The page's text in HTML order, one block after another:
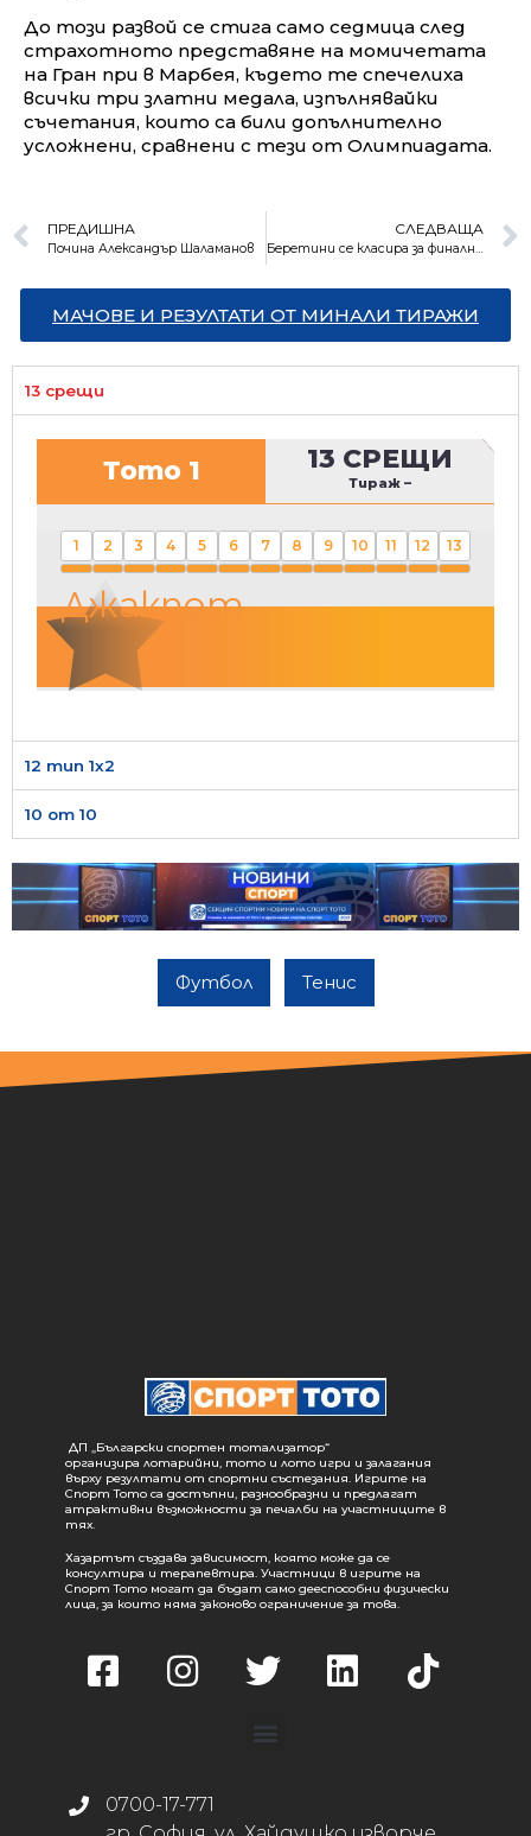
До този развой се стига само седмица след
страхотното представяне на момичетатa
на Гран при в Марбея, където те спечелиха
всички три златни медала, изпълнявайки
съчетания, които са били допълнително
усложнени, сравнени с тези от Олимпиадата.
ПРЕДИШНА
Почина Александър Шаламанов
СЛЕДВАЩА
Беретини се класира за финалния турнир в Лондон
МАЧОВЕ И РЕЗУЛТАТИ ОТ МИНАЛИ ТИРАЖИ
13 срещи
Тото 1 13 СРЕЩИ
Тираж –
1 2 3 4 5 6 7 8 9 10 11 12 13
Джакпот
12 тип 1х2
10 от 10
Футбол Тенис
ДП „Български спортен тотализатор“
организира лотарийни, тото и лото игри и залагания
върху резултати от спортни състезания. Игрите на
Спорт Тото са достъпни, разнообразни и предлагат
атрактивни възможности за печалби на участниците в
тях.
Хазартът създава зависимост, която може да се
консултира и терапевтира. Участници в игрите на
Спорт Тото могат да бъдат само дееспособни физически
лица, за които няма законово ограничение за това.
0700-17-771